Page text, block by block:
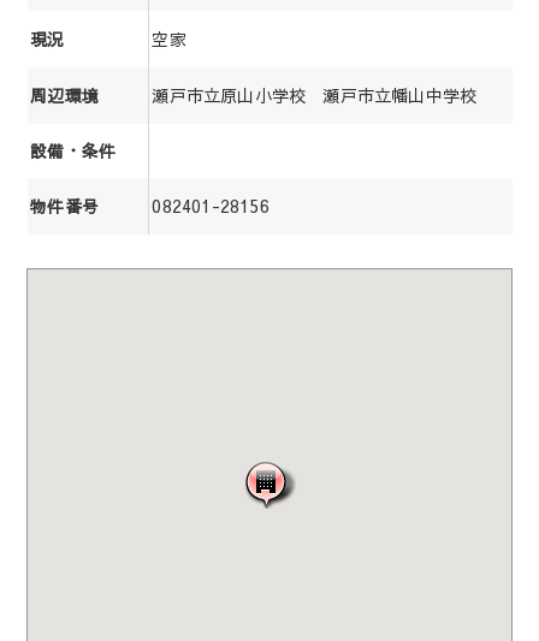
現況 空家
周辺環境 瀬戸市立原山小学校 瀬戸市立幡山中学校
設備・条件
物件番号 082401-28156